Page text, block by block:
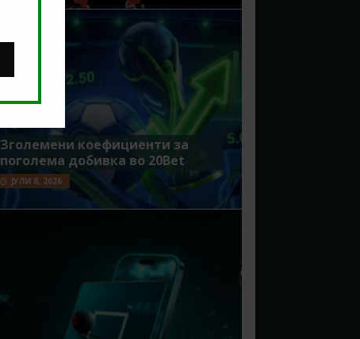
Зголемени коефициенти за
поголема добивка во 20Bet
ЈУЛИ 8, 2026